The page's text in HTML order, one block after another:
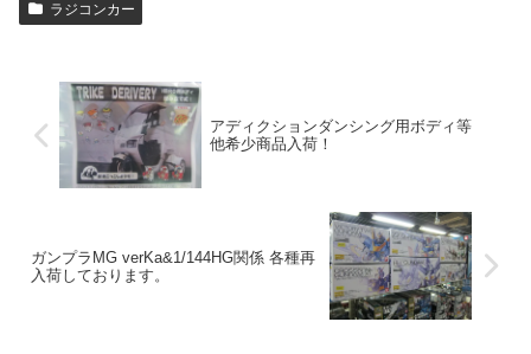
ラジコンカー
アディクションダンシング用ボディ等
他希少商品入荷！
ガンプラMG verKa&1/144HG関係 各種再
入荷しております。